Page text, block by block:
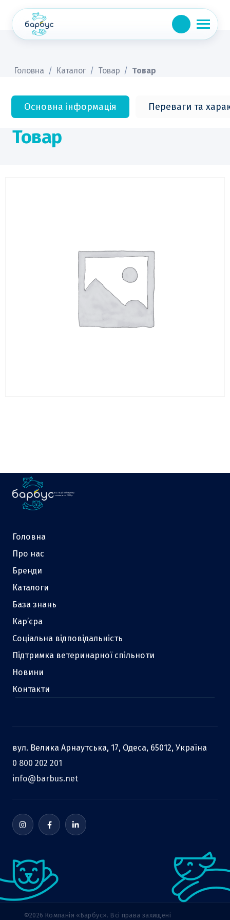
content
Головна / Каталог / Товар / Товар
Основна інформація Переваги та
Товар
Ваш надійний партнер
у зоотоварах з 2000 р.
Головна
Про нас
Бренди
Каталоги
База знань
Кар’єра
Соціальна відповідальність
Підтримка ветеринарної спільноти
Новини
Контакти
вул. Велика Арнаутська, 17, Одеса, 65012, Україна
0 800 202 201
info@barbus.net
©2026 Компанія «Барбус». Всі права захищені